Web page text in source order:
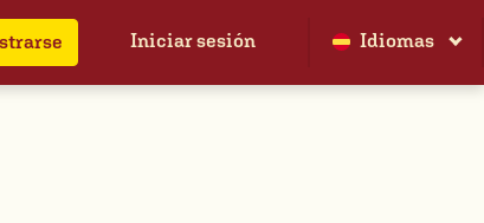
Iniciar sesión Idiomas